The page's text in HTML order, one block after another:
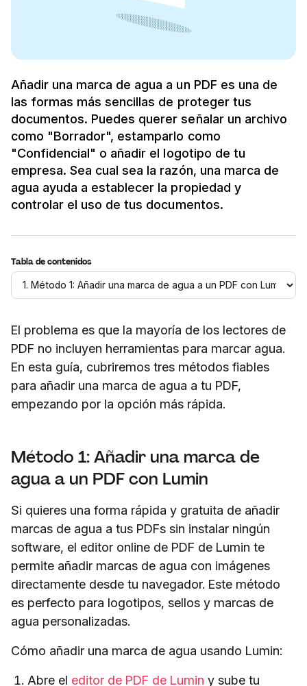
Añadir una marca de agua a un PDF es una de
las formas más sencillas de proteger tus
documentos. Puedes querer señalar un archivo
como "Borrador", estamparlo como
"Confidencial" o añadir el logotipo de tu
empresa. Sea cual sea la razón, una marca de
agua ayuda a establecer la propiedad y
controlar el uso de tus documentos.
Tabla de contenidos
El problema es que la mayoría de los lectores de
PDF no incluyen herramientas para marcar agua.
En esta guía, cubriremos tres métodos fiables
para añadir una marca de agua a tu PDF,
empezando por la opción más rápida.
Método 1: Añadir una marca de
agua a un PDF con Lumin
Si quieres una forma rápida y gratuita de añadir
marcas de agua a tus PDFs sin instalar ningún
software, el editor online de PDF de Lumin te
permite añadir marcas de agua con imágenes
directamente desde tu navegador. Este método
es perfecto para logotipos, sellos y marcas de
agua personalizadas.
Cómo añadir una marca de agua usando Lumin:
Abre el editor de PDF de Lumin y sube tu